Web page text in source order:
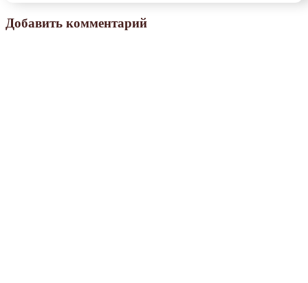
Добавить комментарий